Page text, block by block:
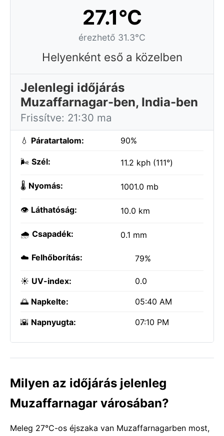
27.1°C
érezhető 31.3°C
Helyenként eső a közelben
Jelenlegi időjárás
Muzaffarnagar-ben, India-ben
Frissítve: 21:30 ma
💧 Páratartalom: 90%
🌬️ Szél: 11.2 kph (111°)
🌡️ Nyomás: 1001.0 mb
👁️ Láthatóság: 10.0 km
🌧️ Csapadék: 0.1 mm
☁️ Felhőborítás: 79%
☀️ UV-index: 0.0
🌅 Napkelte: 05:40 AM
🌇 Napnyugta: 07:10 PM
Milyen az időjárás jelenleg
Muzaffarnagar városában?
Meleg 27°C-os éjszaka van Muzaffarnagarben most,